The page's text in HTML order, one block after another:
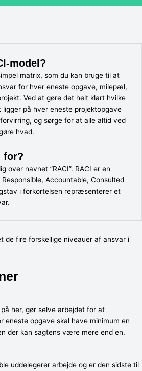
model?
matrix, som du kan bruge til at
for hver eneste opgave, milepæl,
Ved at gøre det helt klart hvilke
ligger på hver eneste projektopgave
og sørge for at alle altid ved
hvad.
for?
over navnet ”RACI”. RACI er en
Accountable, Consulted
i forkortelsen repræsenterer et
de fire forskellige niveauer af ansvar i
her, gør selve arbejdet for at
eneste opgave skal have minimum en
der kan sagtens være mere end en.
uddelegerer arbejde og er den sidste til